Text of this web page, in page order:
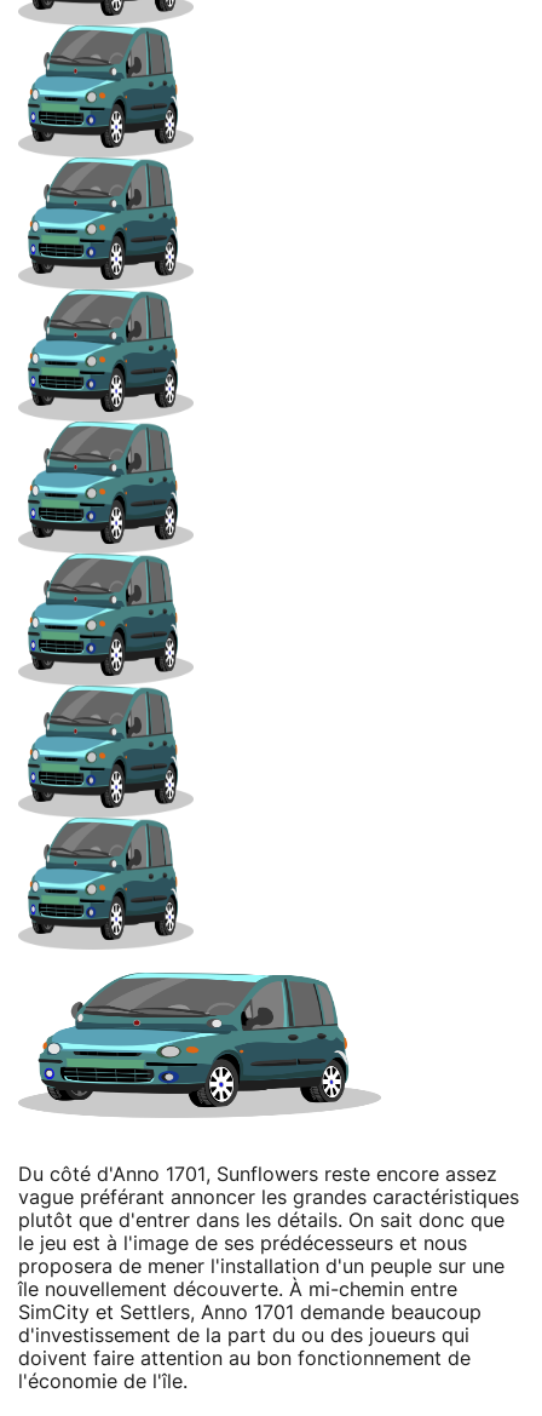
Du côté d'Anno 1701, Sunflowers reste encore assez
vague préférant annoncer les grandes caractéristiques
plutôt que d'entrer dans les détails. On sait donc que
le jeu est à l'image de ses prédécesseurs et nous
proposera de mener l'installation d'un peuple sur une
île nouvellement découverte. À mi-chemin entre
SimCity et Settlers, Anno 1701 demande beaucoup
d'investissement de la part du ou des joueurs qui
doivent faire attention au bon fonctionnement de
l'économie de l'île.